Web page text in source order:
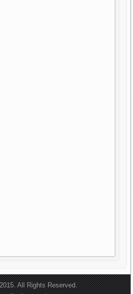
All Rights Reserved.